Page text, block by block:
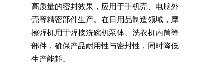
高质量的密封效果，应用于手机壳、电脑外
壳等精密部件生产。在日用品制造领域，摩
擦焊机用于焊接洗碗机泵体、洗衣机内筒等
部件，确保产品耐用性与密封性，同时降低
生产能耗。